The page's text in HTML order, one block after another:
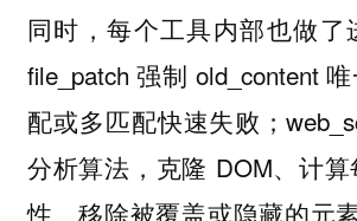
同时，每个工具内部也做了
file_patch 强制 old_content
配或多匹配快速失败；
分析算法，克隆 DOM、计
性、移除被覆盖或隐藏的元